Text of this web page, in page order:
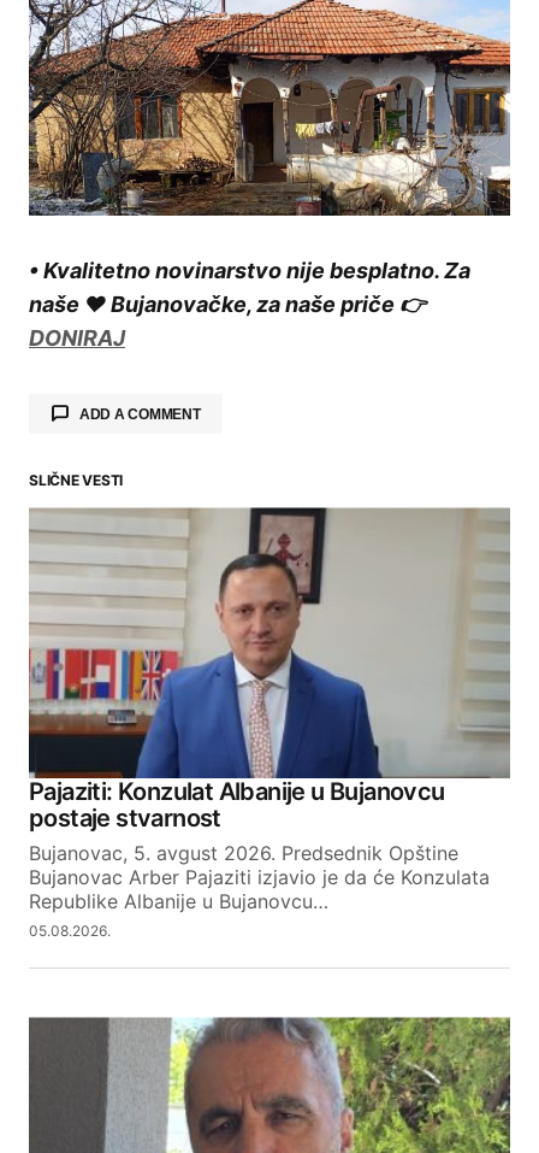
• Kvalitetno novinarstvo nije besplatno. Za
naše ❤️ Bujanovačke, za naše priče 👉
DONIRAJ
ADD A COMMENT
Your email address will not be published.
Required fields are marked
Your Name
Your E-mail
SUBMIT COMMENT
SLIČNE VESTI
Pajaziti: Konzulat Albanije u Bujanovcu
postaje stvarnost
Bujanovac, 5. avgust 2026. Predsednik Opštine
Bujanovac Arber Pajaziti izjavio je da će Konzulata
Republike Albanije u Bujanovcu…
05.08.2026.